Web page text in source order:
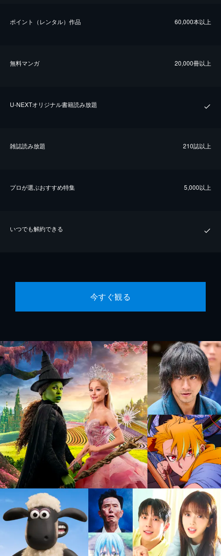
ポイント（レンタル）作品 60,000本以上
無料マンガ 20,000冊以上
U-NEXTオリジナル書籍読み放題
雑誌読み放題 210誌以上
プロが選ぶおすすめ特集 5,000以上
いつでも解約できる
今すぐ観る